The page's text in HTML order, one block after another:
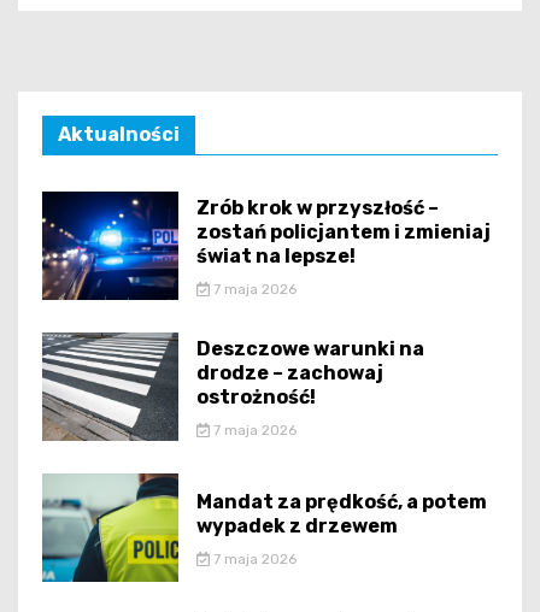
Aktualności
Zrób krok w przyszłość –
zostań policjantem i zmieniaj
świat na lepsze!
7 maja 2026
Deszczowe warunki na
drodze – zachowaj
ostrożność!
7 maja 2026
Mandat za prędkość, a potem
wypadek z drzewem
7 maja 2026